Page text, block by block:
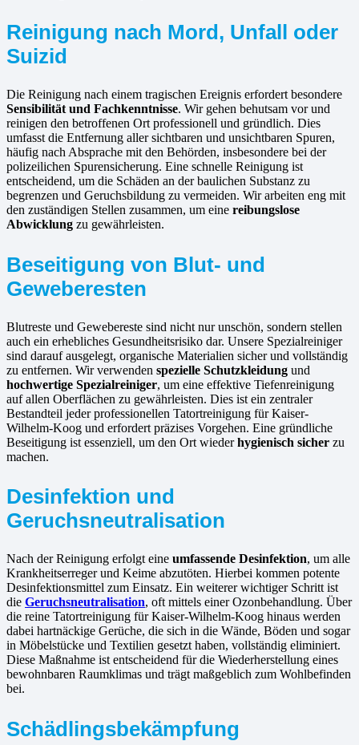
Reinigung nach Mord, Unfall oder
Suizid
Die Reinigung nach einem tragischen Ereignis erfordert besondere
Sensibilität und Fachkenntnisse. Wir gehen behutsam vor und
reinigen den betroffenen Ort professionell und gründlich. Dies
umfasst die Entfernung aller sichtbaren und unsichtbaren Spuren,
häufig nach Absprache mit den Behörden, insbesondere bei der
polizeilichen Spurensicherung. Eine schnelle Reinigung ist
entscheidend, um die Schäden an der baulichen Substanz zu
begrenzen und Geruchsbildung zu vermeiden. Wir arbeiten eng mit
den zuständigen Stellen zusammen, um eine reibungslose
Abwicklung zu gewährleisten.
Beseitigung von Blut- und
Geweberesten
Blutreste und Gewebereste sind nicht nur unschön, sondern stellen
auch ein erhebliches Gesundheitsrisiko dar. Unsere Spezialreiniger
sind darauf ausgelegt, organische Materialien sicher und vollständig
zu entfernen. Wir verwenden spezielle Schutzkleidung und
hochwertige Spezialreiniger, um eine effektive Tiefenreinigung
auf allen Oberflächen zu gewährleisten. Dies ist ein zentraler
Bestandteil jeder professionellen Tatortreinigung für Kaiser-
Wilhelm-Koog und erfordert präzises Vorgehen. Eine gründliche
Beseitigung ist essenziell, um den Ort wiederhygienisch sicher zu
machen.
Desinfektion und
Geruchsneutralisation
Nach der Reinigung erfolgt eine umfassende Desinfektion, um alle
Krankheitserreger und Keime abzutöten. Hierbei kommen potente
Desinfektionsmittel zum Einsatz. Ein weiterer wichtiger Schritt ist
die Geruchsneutralisation, oft mittels einer Ozonbehandlung. Über
die reine Tatortreinigung für Kaiser-Wilhelm-Koog hinaus werden
dabei hartnäckige Gerüche, die sich in die Wände, Böden und sogar
in Möbelstücke und Textilien gesetzt haben, vollständig eliminiert.
Diese Maßnahme ist entscheidend für die Wiederherstellung eines
bewohnbaren Raumklimas und trägt maßgeblich zum Wohlbefinden
bei.
Schädlingsbekämpfung